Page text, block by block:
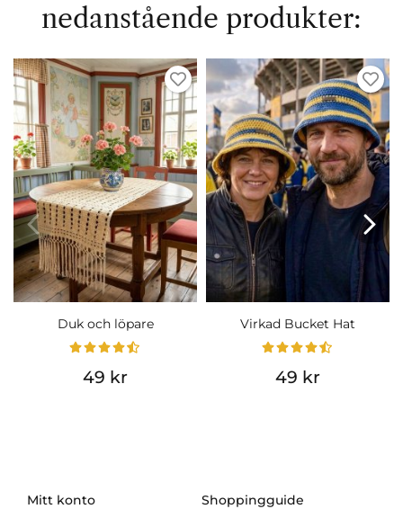
nedanstående produkter:
Duk och löpare
49 kr
Virkad Bucket Hat
49 kr
Mitt konto Shoppingguide